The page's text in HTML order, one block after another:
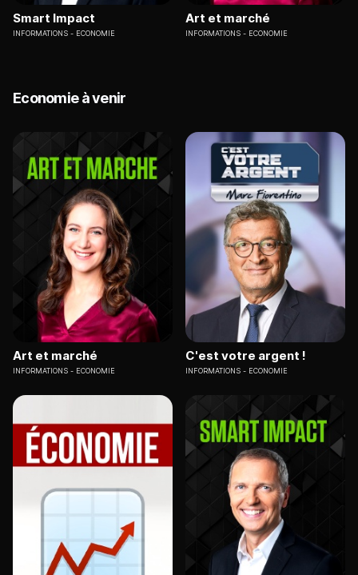
Smart Impact
INFORMATIONS ECONOMIE
Art et marché
INFORMATIONS ECONOMIE
Economie à venir
Art et marché
INFORMATIONS ECONOMIE
C'est votre argent !
INFORMATIONS ECONOMIE